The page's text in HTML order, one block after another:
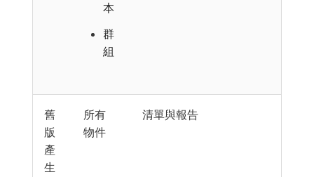
本
群
組
舊
版
產
生
所有
物件
清單與報告